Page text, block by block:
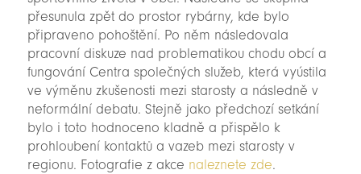
přesunula zpět do prostor rybárny, kde bylo
připraveno pohoštění. Po něm následovala
pracovní diskuze nad problematikou chodu obcí a
fungování Centra společných služeb, která vyústila
ve výměnu zkušenosti mezi starosty a následně v
neformální debatu. Stejně jako předchozí setkání
bylo i toto hodnoceno kladně a přispělo k
prohloubení kontaktů a vazeb mezi starosty v
regionu. Fotografie z akce naleznete zde.